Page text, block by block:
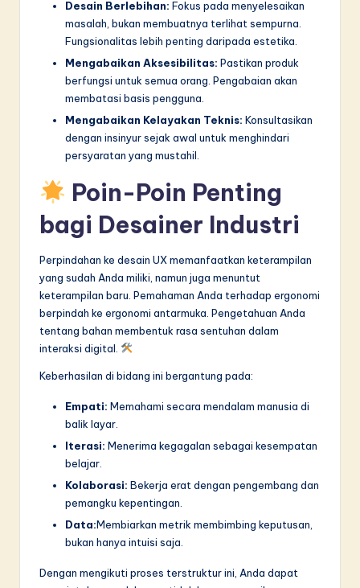
Desain Berlebihan: Fokus pada menyelesaikan
masalah, bukan membuatnya terlihat sempurna.
Fungsionalitas lebih penting daripada estetika.
Mengabaikan Aksesibilitas: Pastikan produk
berfungsi untuk semua orang. Pengabaian akan
membatasi basis pengguna.
Mengabaikan Kelayakan Teknis: Konsultasikan
dengan insinyur sejak awal untuk menghindari
persyaratan yang mustahil.
Poin-Poin Penting
bagi Desainer Industri
Perpindahan ke desain UX memanfaatkan keterampilan
yang sudah Anda miliki, namun juga menuntut
keterampilan baru. Pemahaman Anda terhadap ergonomi
berpindah ke ergonomi antarmuka. Pengetahuan Anda
tentang bahan membentuk rasa sentuhan dalam
interaksi digital.
Keberhasilan di bidang ini bergantung pada:
Empati: Memahami secara mendalam manusia di
balik layar.
Iterasi: Menerima kegagalan sebagai kesempatan
belajar.
Kolaborasi: Bekerja erat dengan pengembang dan
pemangku kepentingan.
Data:Membiarkan metrik membimbing keputusan,
bukan hanya intuisi saja.
Dengan mengikuti proses terstruktur ini, Anda dapat